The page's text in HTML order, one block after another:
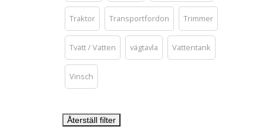
Traktor Transportfordon Trimmer
Tvätt / Vatten vägtavla Vattentank
Vinsch
Återställ filter